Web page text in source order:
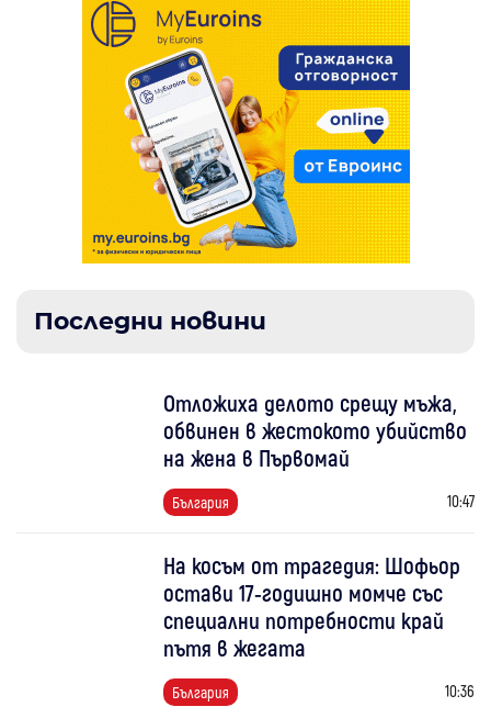
Последни новини
Отложиха делото срещу мъжа,
обвинен в жестокото убийство
на жена в Първомай
България 10:47
На косъм от трагедия: Шофьор
остави 17-годишно момче със
специални потребности край
пътя в жегата
България 10:36